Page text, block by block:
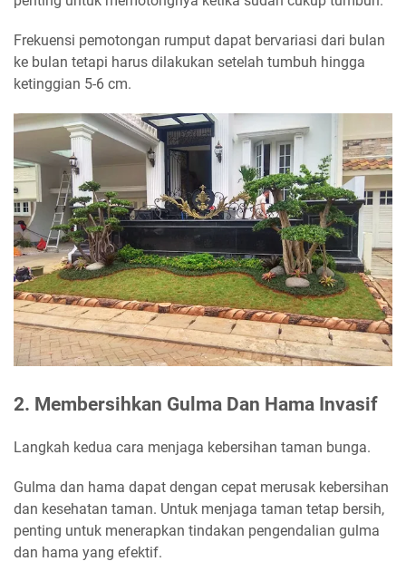
Frekuensi pemotongan rumput dapat bervariasi dari bulan
ke bulan tetapi harus dilakukan setelah tumbuh hingga
ketinggian 5-6 cm.
2. Membersihkan Gulma Dan Hama Invasif
Langkah kedua cara menjaga kebersihan taman bunga.
Gulma dan hama dapat dengan cepat merusak kebersihan
dan kesehatan taman. Untuk menjaga taman tetap bersih,
penting untuk menerapkan tindakan pengendalian gulma
dan hama yang efektif.